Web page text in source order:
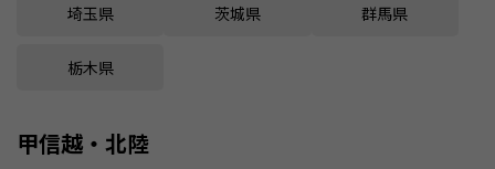
埼玉県 茨城県 群馬県
栃木県
甲信越・北陸